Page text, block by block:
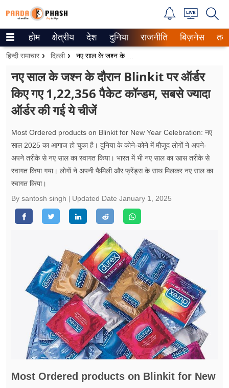
Trending on Google News
वेब स्टोरीज
उत्तर प्रदेश
वीडियो
रिलेशनशिप
जीवन मंत्रा
अन्य खबरें
होम क्षेत्रीय देश दुनिया राजनीति बिज़नेस
हिन्दी समाचार दिल्ली
नए साल के जश्न के दौरान Blinkit पर ऑर्डर
किए गए 1,22,356 पैकेट कॉन्डम, सबसे ज्यादा
ऑर्डर की गई ये चीजें
Most Ordered products on Blinkit for New Year Celebration: नए
साल 2025 का आगाज हो चुका है। दुनिया के कोने-कोने में मौजूद लोगों ने अपने-
अपने तरीके से नए साल का स्वागत किया। भारत में भी नए साल का खास तरीके से
स्वागत किया गया। लोगों ने अपनी फैमिली और फ्रेंड्स के साथ मिलकर नए साल का
स्वागत किया।
By santosh singh
Updated Date January 1, 2025
Most Ordered products on Blinkit for New